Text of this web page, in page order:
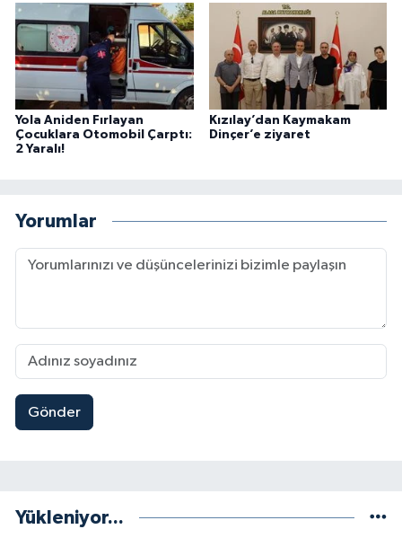
Yola Aniden Fırlayan
Çocuklara Otomobil Çarptı:
2 Yaralı!
Kızılay’dan Kaymakam
Dinçer’e ziyaret
Yorumlar
Gönder
Yükleniyor...